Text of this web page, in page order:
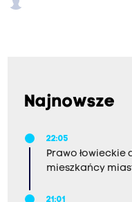
Najnowsze
22:05
Prawo
mieszkańcy
21:01